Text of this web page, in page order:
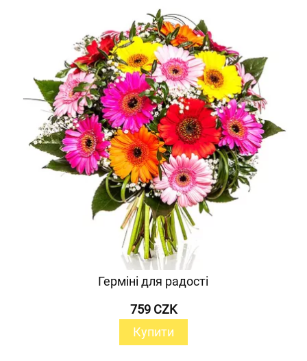
Герміні для радості
759 CZK
Купити